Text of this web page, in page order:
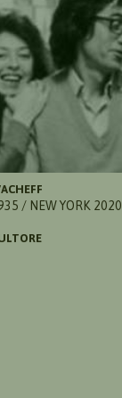
/ NEW YORK 2020